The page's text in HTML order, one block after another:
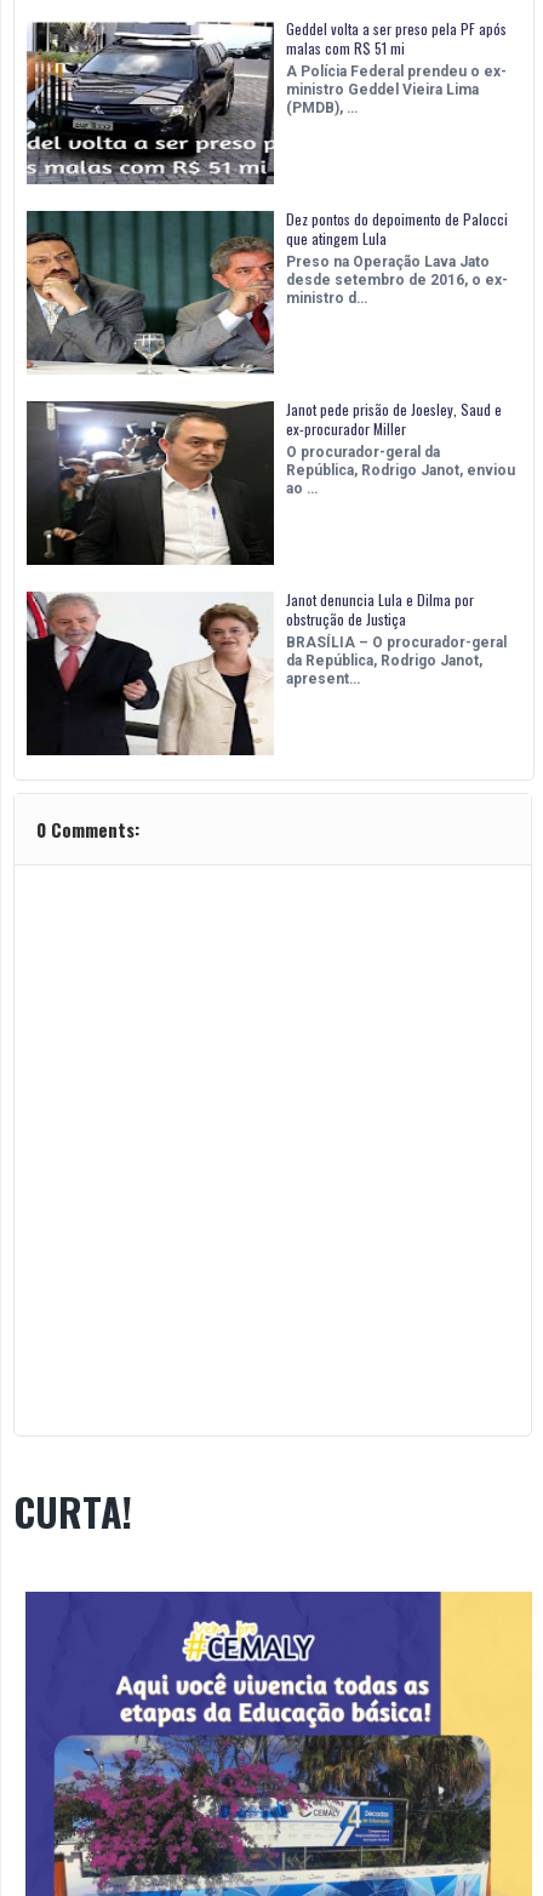
Geddel volta a ser preso pela PF após
malas com R$ 51 mi
A Polícia Federal prendeu o ex-
ministro Geddel Vieira Lima
(PMDB), …
Dez pontos do depoimento de Palocci
que atingem Lula
Preso na Operação Lava Jato
desde setembro de 2016, o ex-
ministro d…
Janot pede prisão de Joesley, Saud e
ex-procurador Miller
O procurador-geral da
República, Rodrigo Janot, enviou
ao …
Janot denuncia Lula e Dilma por
obstrução de Justiça
BRASÍLIA – O procurador-geral
da República, Rodrigo Janot,
apresent…
0 Comments:
CURTA!